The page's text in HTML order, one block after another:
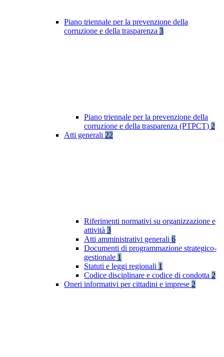
Piano triennale per la prevenzione della
corruzione e della trasparenza 3
Piano triennale per la prevenzione della
corruzione e della trasparenza (PTPCT) 2
Atti generali 22
Riferimenti normativi su organizzazione e
attività 3
Atti amministrativi generali 6
Documenti di programmazione strategico-
gestionale 1
Statuti e leggi regionali 1
Codice disciplinare e codice di condotta 2
Oneri informativi per cittadini e imprese 2